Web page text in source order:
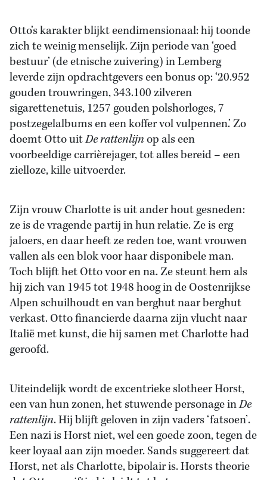
Otto’s karakter blijkt eendimensionaal: hij toonde
zich te weinig menselijk. Zijn periode van ‘goed
bestuur’ (de etnische zuivering) in Lemberg
leverde zijn opdrachtgevers een bonus op: ‘20.952
gouden trouwringen, 343.100 zilveren
sigarettenetuis, 1257 gouden polshorloges, 7
postzegelalbums en een koffer vol vulpennen.’ Zo
doemt Otto uitDe rattenlijnop als een
voorbeeldige carrièrejager, tot alles bereid – een
zielloze, kille uitvoerder.
Zijn vrouw Charlotte is uit ander hout gesneden:
ze is de vragende partij in hun relatie. Ze is erg
jaloers, en daar heeft ze reden toe, want vrouwen
vallen als een blok voor haar disponibele man.
Toch blijft het Otto voor en na. Ze steunt hem als
hij zich van 1945 tot 1948 hoog in de Oostenrijkse
Alpen schuilhoudt en van berghut naar berghut
verkast. Otto financierde daarna zijn vlucht naar
Italië met kunst, die hij samen met Charlotte had
geroofd.
Uiteindelijk wordt de excentrieke slotheer Horst,
een van hun zonen, het stuwende personage inDe
rattenlijn. Hij blijft geloven in zijn vaders ‘fatsoen’.
Een nazi is Horst niet, wel een goede zoon, tegen de
keer loyaal aan zijn moeder. Sands suggereert dat
Horst, net als Charlotte, bipolair is. Horsts theorie